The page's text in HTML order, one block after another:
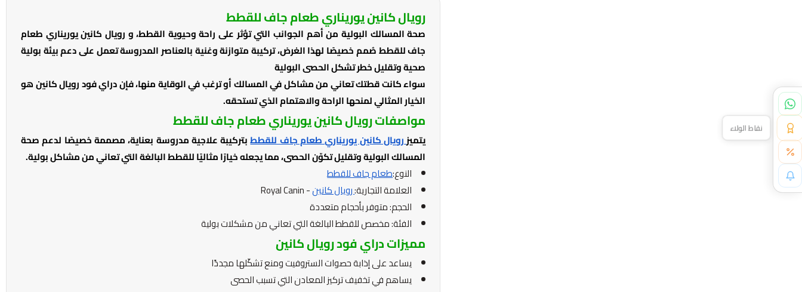
رويال كانين يوريناري طعام جاف للقطط
صحة المسالك البولية من أهم الجوانب التي تؤثر على راحة وحيوية القطط، و رويال كانين يوريناري طعام
جاف للقطط صُمم خصيصًا لهذا الغرض، تركيبة متوازنة وغنية بالعناصر المدروسة تعمل على دعم بيئة بولية
صحية وتقليل خطر تشكل الحصى البولية
سواء كانت قطتك تعاني من مشاكل في المسالك أو ترغب في الوقاية منها، فإن دراي فود رويال كانين هو
الخيار المثالي لمنحها الراحة والاهتمام الذي تستحقه.
مواصفات رويال كانين يوريناري طعام جاف للقطط
يتميزرويال كانين يوريناري طعام جاف للقططبتركيبة علاجية مدروسة بعناية، مصممة خصيصًا لدعم صحة
المسالك البولية وتقليل تكوّن الحصى، مما يجعله خيارًا مثاليًا للقطط البالغة التي تعاني من مشاكل بولية.
النوع:طعام جاف للقطط
العلامة التجارية:رويال كانين- Royal Canin
الحجم: متوفر بأحجام متعددة
الفئة: مخصص للقطط البالغة التي تعاني من مشكلات بولية
مميزات دراي فود رويال كانين
يساعد على إذابة حصوات الستروفيت ومنع تشكّلها مجددًا
يساهم في تخفيف تركيز المعادن التي تسبب الحصى
نقاط الولاء